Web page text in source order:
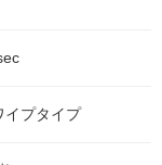
イプタイプ